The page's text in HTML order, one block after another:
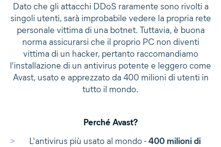
Dato che gli attacchi DDoS raramente sono rivolti a
singoli utenti, sarà improbabile vedere la propria rete
personale vittima di una botnet. Tuttavia, è buona
norma assicurarsi che il proprio PC non diventi
vittima di un hacker, pertanto raccomandiamo
l'installazione di un antivirus potente e leggero come
Avast, usato e apprezzato da 400 milioni di utenti in
tutto il mondo.
Perché Avast?
L'antivirus più usato al mondo -400 milioni di